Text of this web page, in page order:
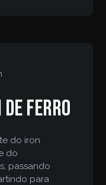
de ferro
do iron
do
passando
para